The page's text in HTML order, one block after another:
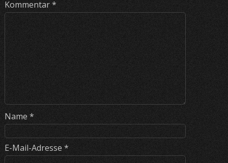
Kommentar*
Name*
E-Mail-Adresse *